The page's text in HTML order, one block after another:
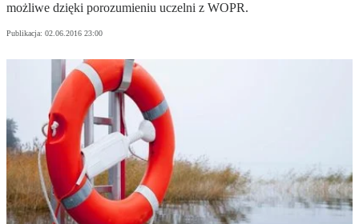
możliwe dzięki porozumieniu uczelni z WOPR.
Publikacja: 02.06.2016 23:00